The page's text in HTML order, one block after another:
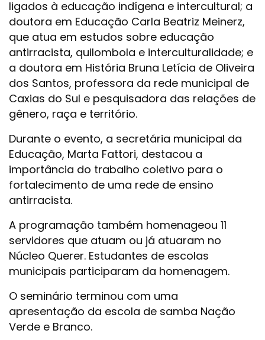
ligados à educação indígena e intercultural; a
doutora em Educação Carla Beatriz Meinerz,
que atua em estudos sobre educação
antirracista, quilombola e interculturalidade; e
a doutora em História Bruna Letícia de Oliveira
dos Santos, professora da rede municipal de
Caxias do Sul e pesquisadora das relações de
gênero, raça e território.
Durante o evento, a secretária municipal da
Educação, Marta Fattori, destacou a
importância do trabalho coletivo para o
fortalecimento de uma rede de ensino
antirracista.
A programação também homenageou 11
servidores que atuam ou já atuaram no
Núcleo Querer. Estudantes de escolas
municipais participaram da homenagem.
O seminário terminou com uma
apresentação da escola de samba Nação
Verde e Branco.